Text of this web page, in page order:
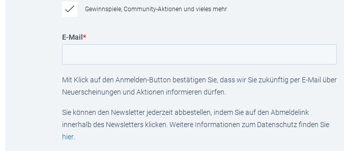
Gewinnspiele, Community-Aktionen und vieles mehr
E-Mail *
Mit Klick auf den Anmelden-Button bestätigen Sie, dass wir Sie zukünftig per E-Mail über
Neuerscheinungen und Aktionen informieren dürfen.
Sie können den Newsletter jederzeit abbestellen, indem Sie auf den Abmeldelink
innerhalb des Newsletters klicken. Weitere Informationen zum Datenschutz finden Sie
hier.